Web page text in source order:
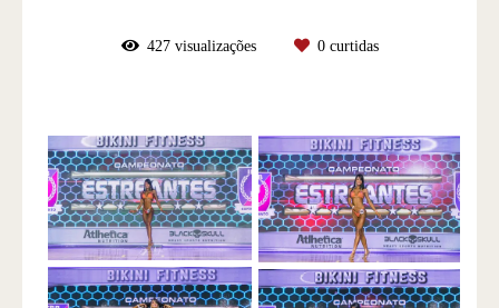
427visualizações 0curtidas